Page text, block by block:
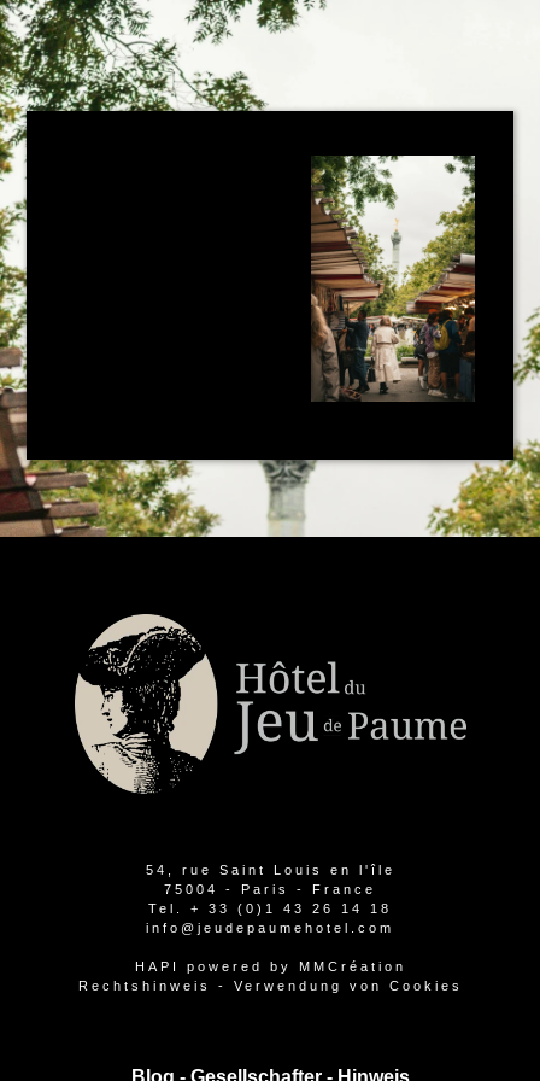
54, rue Saint Louis en l'île
75004 - Paris - France
Tel. + 33 (0)1 43 26 14 18
info@jeudepaumehotel.com
HAPI powered by MMCréation
Rechtshinweis
- Verwendung von Cookies